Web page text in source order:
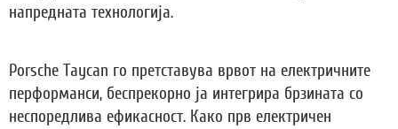
напредната технологија.
Porsche Taycan го претставува врвот на електричните
перформанси, беспрекорно ја интегрира брзината со
неспоредлива ефикасност. Како прв електричен